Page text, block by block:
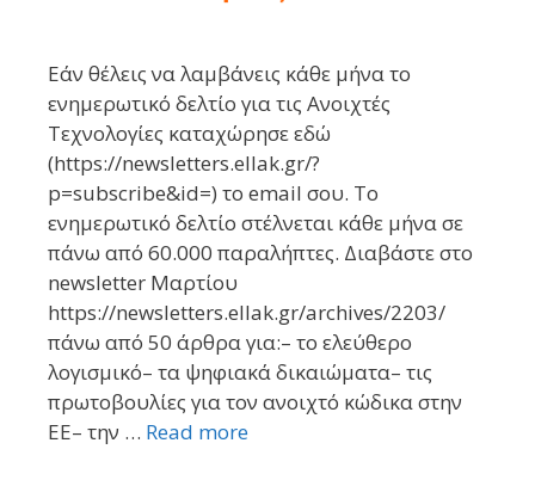
Εάν θέλεις να λαμβάνεις κάθε μήνα το
ενημερωτικό δελτίο για τις Ανοιχτές
Τεχνολογίες καταχώρησε εδώ
(https://newsletters.ellak.gr/?
p=subscribe&id=) το email σου. Το
ενημερωτικό δελτίο στέλνεται κάθε μήνα σε
πάνω από 60.000 παραλήπτες. Διαβάστε στο
newsletter Μαρτίου
https://newsletters.ellak.gr/archives/2203/
πάνω από 50 άρθρα για:– το ελεύθερο
λογισμικό– τα ψηφιακά δικαιώματα– τις
πρωτοβουλίες για τον ανοιχτό κώδικα στην
ΕΕ– την … Read more